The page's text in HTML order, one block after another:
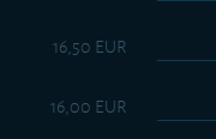
16,00 EUR
16,50 EUR